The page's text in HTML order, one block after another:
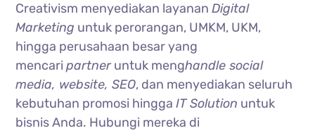
Creativism menyediakan layananDigital
Marketing untuk perorangan, UMKM, UKM,
hingga perusahaan besar yang
mencaripartneruntuk menghandle social
media, website, SEO, dan menyediakan seluruh
kebutuhan promosi hinggaIT Solution untuk
bisnis Anda. Hubungi mereka di